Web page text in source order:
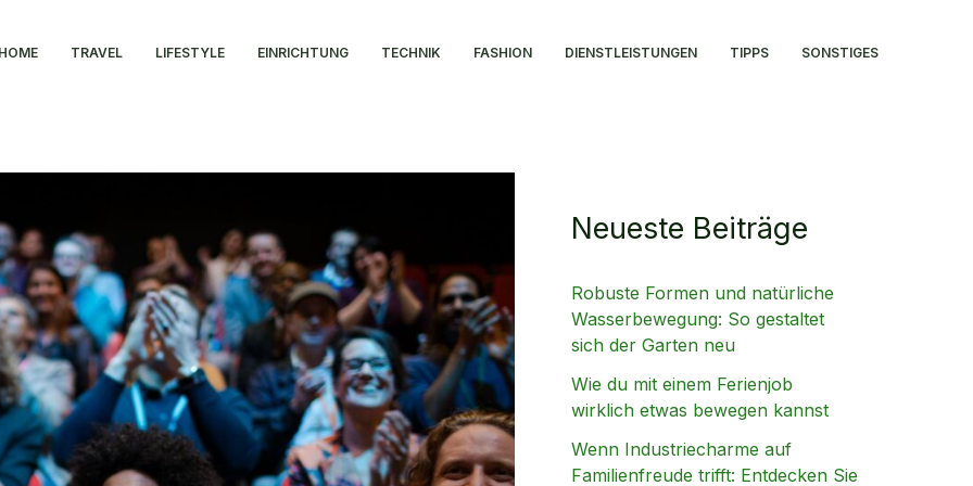
HOME TRAVEL LIFESTYLE EINRICHTUNG TECHNIK FASHION DIENSTLEISTUNGEN TIPPS SONSTIGES
Neueste Beiträge
Robuste Formen und natürliche
Wasserbewegung: So gestaltet
sich der Garten neu
Wie du mit einem Ferienjob
wirklich etwas bewegen kannst
Wenn Industriecharme auf
Familienfreude trifft: Entdecken Sie